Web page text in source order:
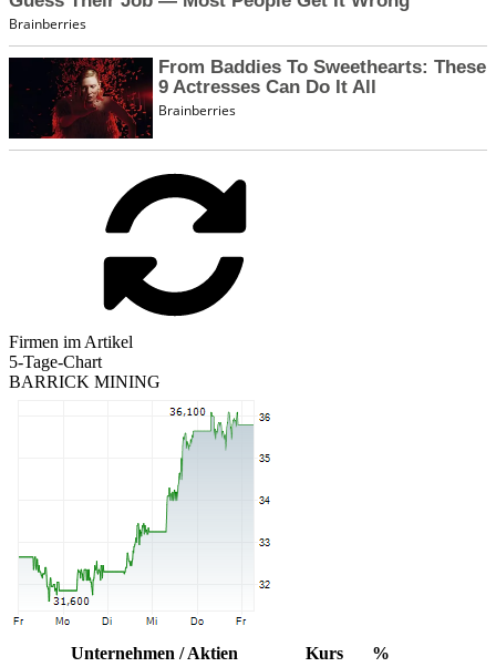
Firmen im Artikel
5-Tage-Chart
BARRICK MINING
Unternehmen / Aktien Kurs
%